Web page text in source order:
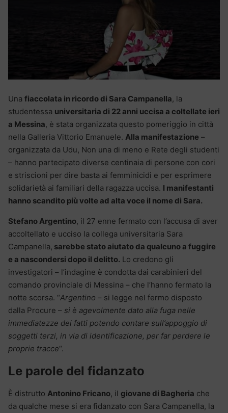
Una fiaccolata in ricordo di Sara Campanella, la
studentessa universitaria di 22 anni uccisa a coltellate ieri
a Messina, è stata organizzata questo pomeriggio in città
nella Galleria Vittorio Emanuele. Alla manifestazione –
organizzata da Udu, Non una di meno e Rete degli studenti
– hanno partecipato diverse centinaia di persone con cori
e striscioni per dire basta ai femminicidi e per esprimere
solidarietà ai familiari della ragazza uccisa. I manifestanti
hanno scandito più volte ad alta voce il nome di Sara.
Stefano Argentino, il 27 enne fermato con l’accusa di aver
accoltellato e ucciso la collega universitaria Sara
Campanella, sarebbe stato aiutato da qualcuno a fuggire
e a nascondersi dopo il delitto. Lo credono gli
investigatori – l’indagine è condotta dai carabinieri del
comando provinciale di Messina – che l’hanno fermato la
notte scorsa. “Argentino – si legge nel fermo disposto
dalla Procure – si è agevolmente dato alla fuga nelle
immediatezze dei fatti potendo contare sull’appoggio di
soggetti terzi, in via di identificazione, per far perdere le
proprie tracce“.
Le parole del fidanzato
È distrutto Antonino Fricano, il giovane di Bagheria che
da qualche mese si era fidanzato con Sara Campanella, la